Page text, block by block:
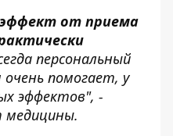
от приема
персональный
помогает, у
эффектов", -
медицины.